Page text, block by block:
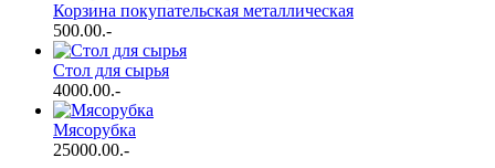
Корзина покупательская металлическая
500.00.-
Стол для сырья
4000.00.-
Мясорубка
25000.00.-